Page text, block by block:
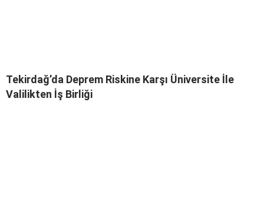
Tekirdağ’da Deprem Riskine Karşı Üniversite İle
Valilikten İş Birliği